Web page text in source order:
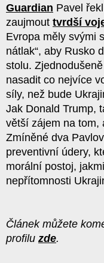
Guardian Pavel
zaujmout tvrdší
Evropa měly svými
nátlak“, aby Rusko
stolu.
nasadit co nejvíce
síly, než bude
Jak Donald Trump,
větší zájem na tom,
Zmíněné dva
preventivní údery,
morální postoj,
nepřítomnosti
Článek můžete
profilu zde.